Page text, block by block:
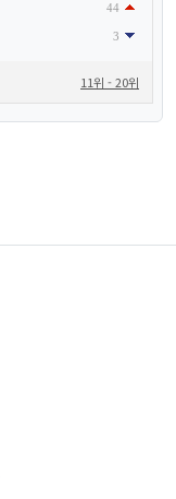
44
3
11위 - 20위